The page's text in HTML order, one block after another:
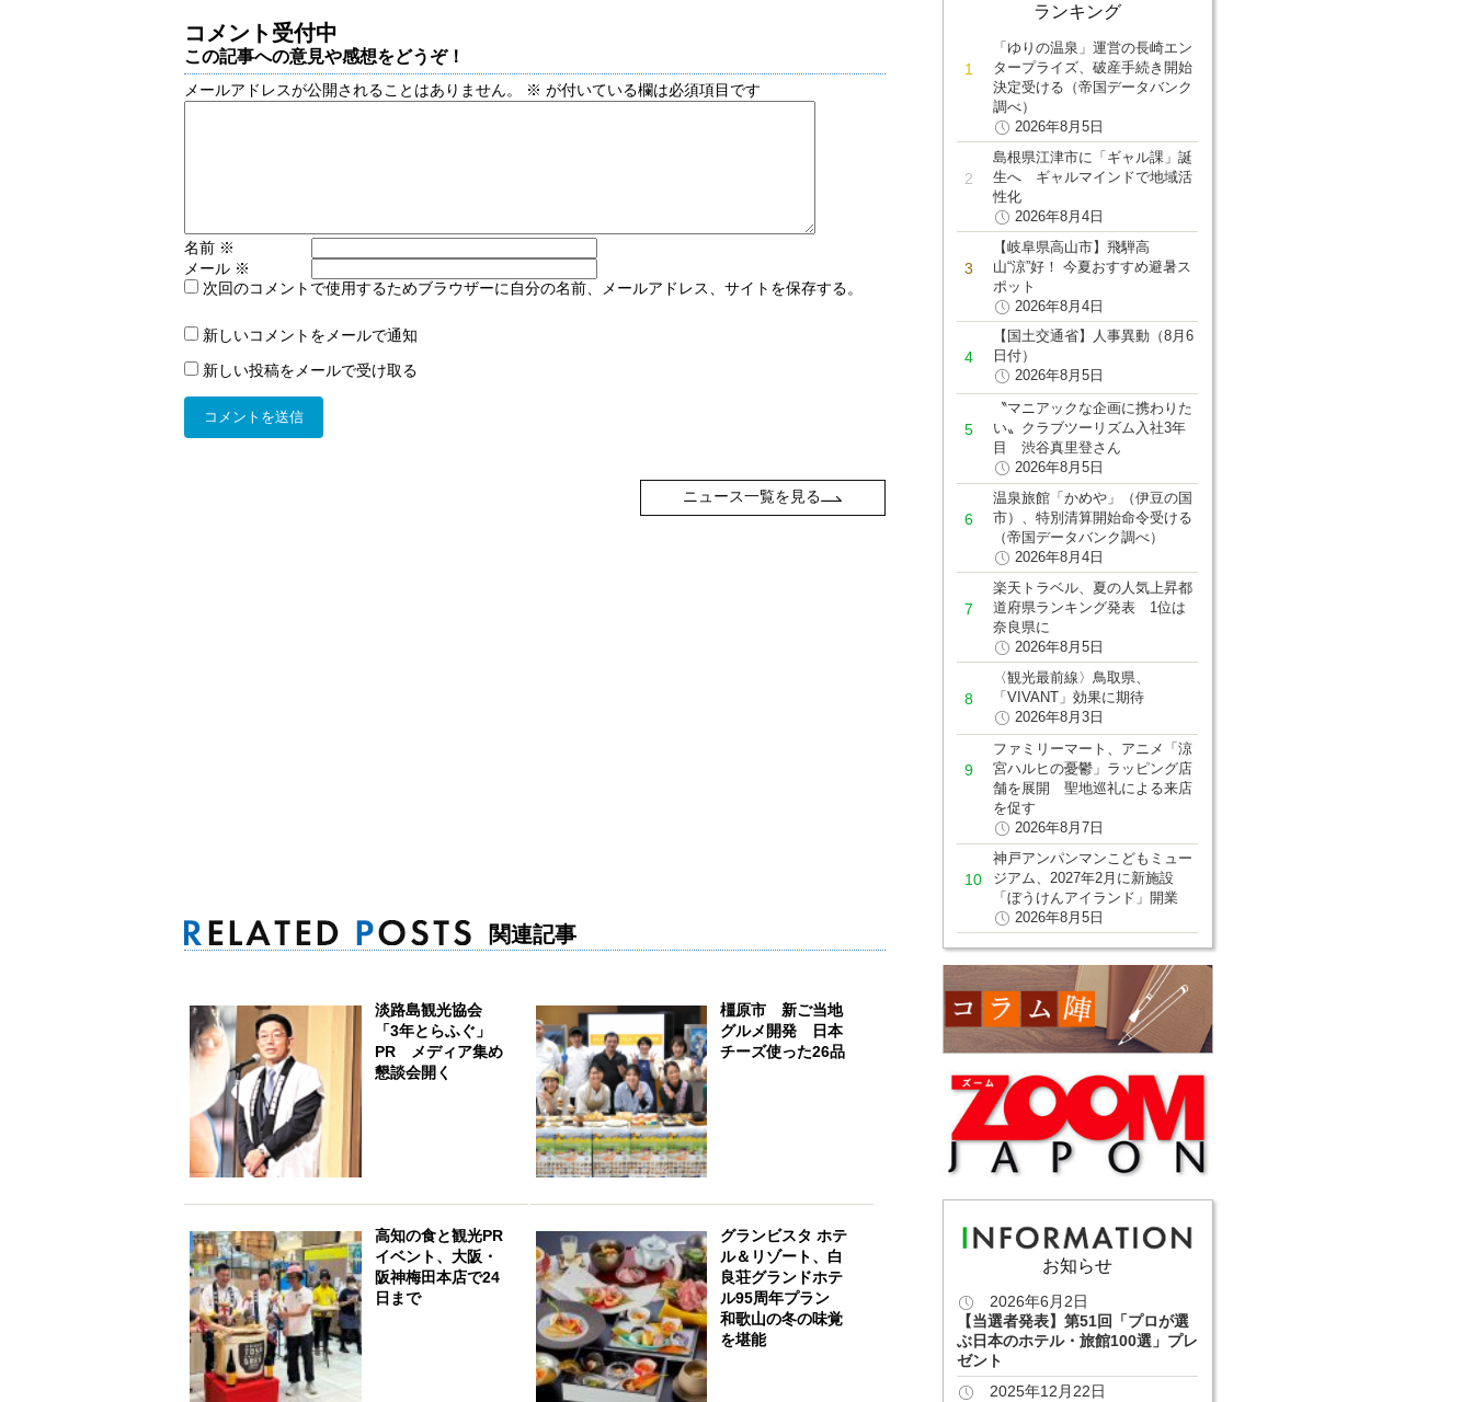
コメント受付中
この記事への意見や感想をどうぞ！
メールアドレスが公開されることはありません。 ※ が付いている欄は必須項目です
名前 ※
メール ※
次回のコメントで使用するためブラウザーに自分の名前、メールアドレス、サイトを保存する。
新しいコメントをメールで通知
新しい投稿をメールで受け取る
ニュース一覧を見る
関連記事
淡路島観光協会
「3年とらふぐ」
PR メディア集め
懇談会開く
橿原市 新ご当地
グルメ開発 日本
チーズ使った26品
高知の食と観光PR
イベント、大阪・
阪神梅田本店で24
日まで
グランビスタ ホテ
ル＆リゾート、白
良荘グランドホテ
ル95周年プラン
和歌山の冬の味覚
を堪能
ランキング
「ゆりの温泉」運営の長崎エン
タープライズ、破産手続き開始
決定受ける（帝国データバンク
調べ）
2026年8月5日
島根県江津市に「ギャル課」誕
生へ ギャルマインドで地域活
性化
2026年8月4日
【岐阜県高山市】飛騨高
山“涼”好！ 今夏おすすめ避暑ス
ポット
2026年8月4日
【国土交通省】人事異動（8月6
日付）
2026年8月5日
〝マニアックな企画に携わりた
い〟クラブツーリズム入社3年
目 渋谷真里登さん
2026年8月5日
温泉旅館「かめや」（伊豆の国
市）、特別清算開始命令受ける
（帝国データバンク調べ）
2026年8月4日
楽天トラベル、夏の人気上昇都
道府県ランキング発表 1位は
奈良県に
2026年8月5日
〈観光最前線〉鳥取県、
「VIVANT」効果に期待
2026年8月3日
ファミリーマート、アニメ「涼
宮ハルヒの憂鬱」ラッピング店
舗を展開 聖地巡礼による来店
を促す
2026年8月7日
神戸アンパンマンこどもミュー
ジアム、2027年2月に新施設
「ぼうけんアイランド」開業
2026年8月5日
お知らせ
2026年6月2日
【当選者発表】第51回「プロが選
ぶ日本のホテル・旅館100選」プレ
ゼント
2025年12月22日